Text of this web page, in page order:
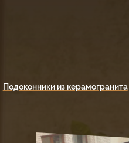
Подоконники из керамогранита